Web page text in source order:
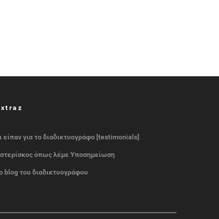
είπαν για το διαδικτυογράφο [testimonials]
όπως λέμε Υποσημείωση
blog του διαδικτυογράφου